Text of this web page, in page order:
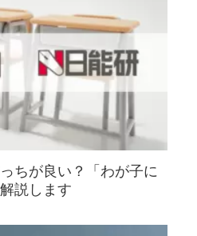
ちが良い？「わが子に
説します